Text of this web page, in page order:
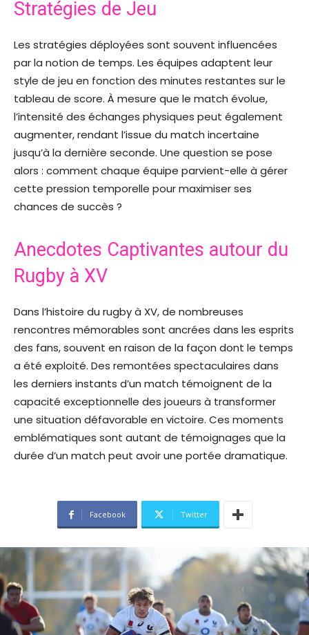
Stratégies de Jeu
Les stratégies déployées sont souvent influencées
par la notion de temps. Les équipes adaptent leur
style de jeu en fonction des minutes restantes sur le
tableau de score. À mesure que le match évolue,
l’intensité des échanges physiques peut également
augmenter, rendant l’issue du match incertaine
jusqu’à la dernière seconde. Une question se pose
alors : comment chaque équipe parvient-elle à gérer
cette pression temporelle pour maximiser ses
chances de succès ?
Anecdotes Captivantes autour du
Rugby à XV
Dans l’histoire du rugby à XV, de nombreuses
rencontres mémorables sont ancrées dans les esprits
des fans, souvent en raison de la façon dont le temps
a été exploité. Des remontées spectaculaires dans
les derniers instants d’un match témoignent de la
capacité exceptionnelle des joueurs à transformer
une situation défavorable en victoire. Ces moments
emblématiques sont autant de témoignages que la
durée d’un match peut avoir une portée dramatique.
Facebook Twitter